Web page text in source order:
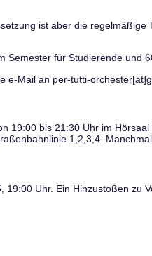
ist aber die
Semester für Studierende und
e-Mail an per-tutti-
19:00 bis 21:30 Uhr im
1,2,3,4.
19:00 Uhr. Ein Hinzustoßen zu